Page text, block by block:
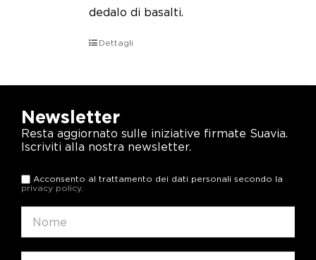
dedalo di basalti.
Dettagli
Newsletter
Resta aggiornato sulle iniziative firmate Suavia.
Iscriviti alla nostra newsletter.
Acconsento al trattamento dei dati personali secondo la
privacy policy.